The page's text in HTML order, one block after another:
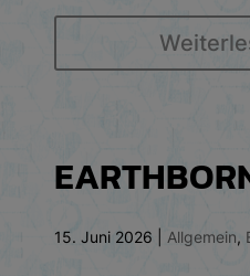
15. Juni 2026 Allgemein,